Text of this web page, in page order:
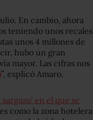
En cambio, ahora
teniendo unos recales
unos 4 millones de
hubo un gran
mayor. Las cifras nos
”, explicó Amaro.
en el que se
como la zona hotelera